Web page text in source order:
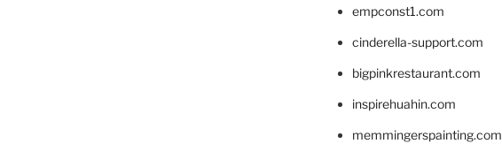
empconst1.com
cinderella-support.com
bigpinkrestaurant.com
inspirehuahin.com
memmingerspainting.com